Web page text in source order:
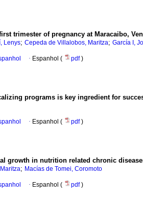
trimester of pregnancy at Maracaibo,
Lenys; Cepeda de Villalobos, Maritza; García I,
· Espanhol ( pdf)
programs is key ingredient for
· Espanhol ( pdf)
growth in nutrition related chronic
; Macías de Tomei, Coromoto
· Espanhol ( pdf)